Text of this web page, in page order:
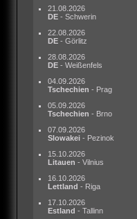
21.08.2026
DE - Schwerin
22.08.2026
DE - Görlitz
28.08.2026
DE - Weißenfels
04.09.2026
Tschechien - Prag
05.09.2026
Tschechien - Brno
07.09.2026
Slowakei - Pezinok
15.10.2026
Litauen - Vilnius
16.10.2026
Lettland - Riga
17.10.2026
Estland - Tallinn